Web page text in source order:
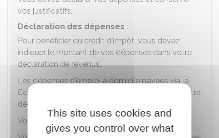
vos justificatifs.
Déclaration des dépenses
Pour bénéficier du crédit d'impôt, vous devez
indiquer le montant de vos dépenses dans votre
déclaration de revenus.
Les dépenses d'emploi à domicile payées via le
Cesu
dans votre
déclaration de revenus.
Vous devez les vérifier.
This site uses cookies and
gives you control over what